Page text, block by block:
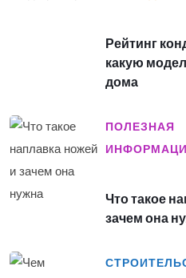
Рейтинг
какую
дома
ПОЛЕЗНАЯ
Что такое
зачем она